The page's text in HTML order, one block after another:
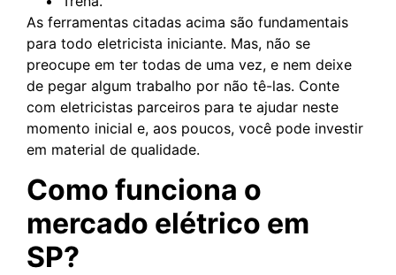
As ferramentas citadas acima são fundamentais
para todo eletricista iniciante. Mas, não se
preocupe em ter todas de uma vez, e nem deixe
de pegar algum trabalho por não tê-las. Conte
com eletricistas parceiros para te ajudar neste
momento inicial e, aos poucos, você pode investir
em material de qualidade.
Como funciona o
mercado elétrico em
SP?